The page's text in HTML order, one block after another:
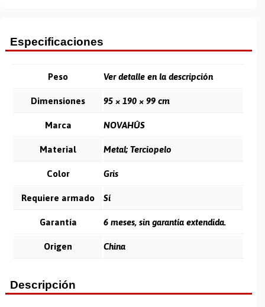
Especificaciones
Peso Ver detalle en la descripción
Dimensiones 95 × 190 × 99 cm
Marca NOVAHÛS
Material Metal; Terciopelo
Color Gris
Requiere armado Sí
Garantía 6 meses, sin garantía extendida.
Origen China
Descripción